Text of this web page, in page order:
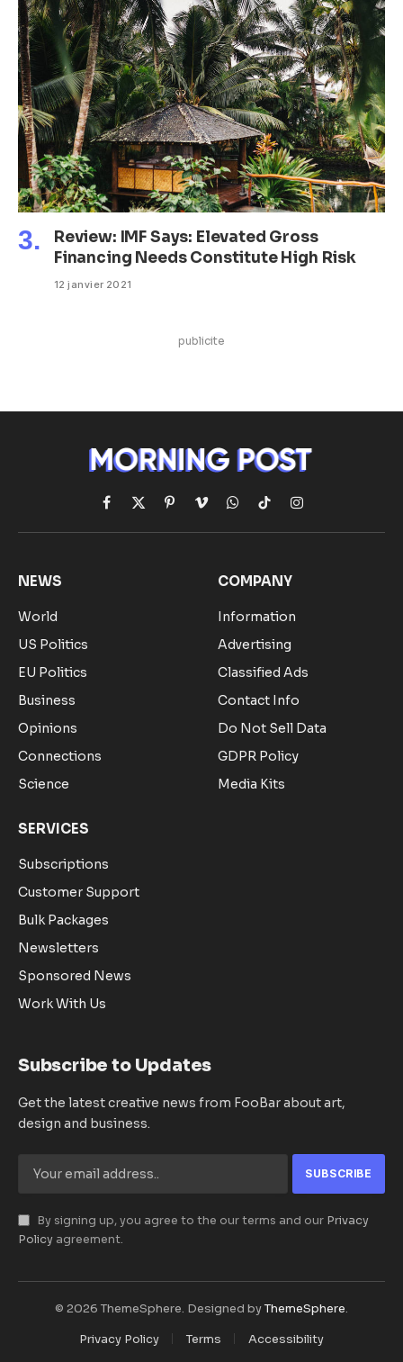
Review: IMF Says: Elevated Gross
Financing Needs Constitute High Risk
12 janvier 2021
publicite
Facebook
X
(Twitter)
Pinterest
VimeoWhatsApp
TikTokInstagram
NEWS
World
US Politics
EU Politics
Business
Opinions
Connections
Science
COMPANY
Information
Advertising
Classified Ads
Contact Info
Do Not Sell Data
GDPR Policy
Media Kits
SERVICES
Subscriptions
Customer Support
Bulk Packages
Newsletters
Sponsored News
Work With Us
Subscribe to Updates
Get the latest creative news from FooBar about art,
design and business.
By signing up, you agree to the our terms and our Privacy
Policy agreement.
© 2026 ThemeSphere. Designed byThemeSphere.
Privacy Policy
Terms Accessibility